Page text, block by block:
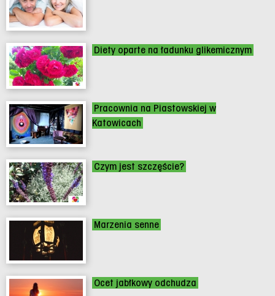
Diety oparte na ładunku glikemicznym
Pracownia na Piastowskiej w
Katowicach
Czym jest szczęście?
Marzenia senne
Ocet jabłkowy odchudza